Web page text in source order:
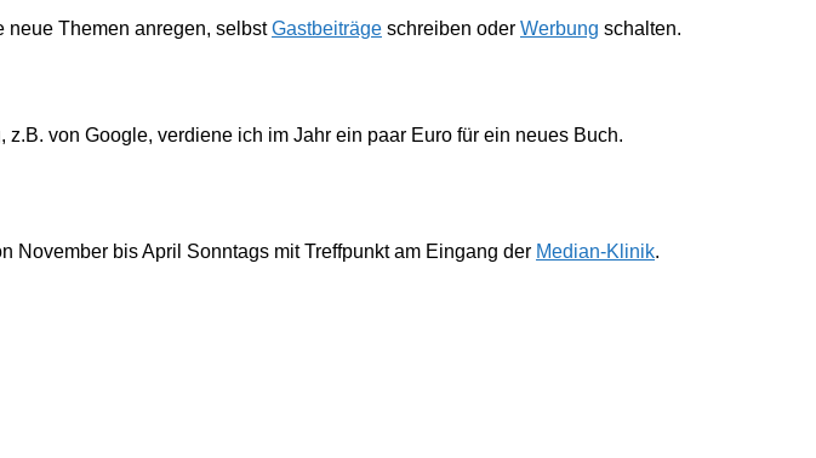
neue Themen anregen, selbstGastbeiträge schreiben oder Werbung schalten.
von Google, verdiene ich im Jahr ein paar Euro für ein neues Buch.
November bis April Sonntags mit Treffpunkt am Eingang der Median-Klinik.